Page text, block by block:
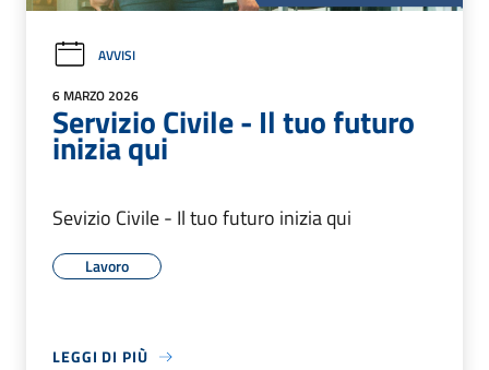
AVVISI
6 MARZO 2026
Servizio Civile - Il tuo futuro
inizia qui
Sevizio Civile - Il tuo futuro inizia qui
Lavoro
LEGGI DI PIÙ